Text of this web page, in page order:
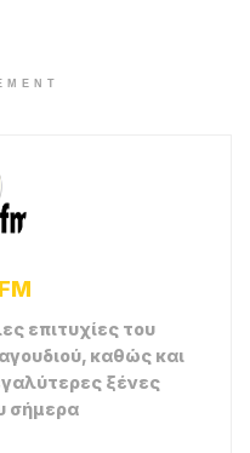
επιτυχίες του
καθώς και
ξένες
σήμερα